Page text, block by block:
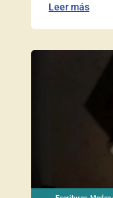
Leer más